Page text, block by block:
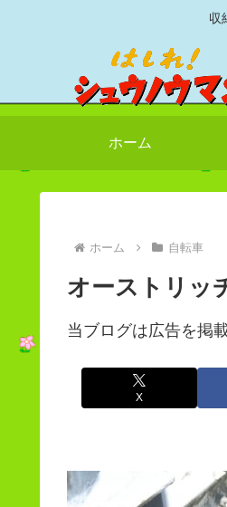
収
ホーム
ホーム 自転車
オーストリッ
当ブログは広告を掲
X